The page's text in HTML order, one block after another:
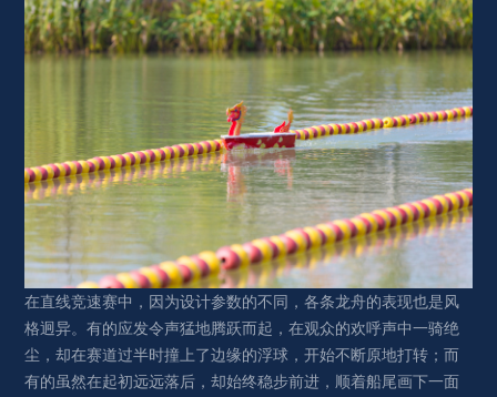
在直线竞速赛中，因为设计参数的不同，各条龙舟的表现也是风
格迥异。有的应发令声猛地腾跃而起，在观众的欢呼声中一骑绝
尘，却在赛道过半时撞上了边缘的浮球，开始不断原地打转；而
有的虽然在起初远远落后，却始终稳步前进，顺着船尾画下一面